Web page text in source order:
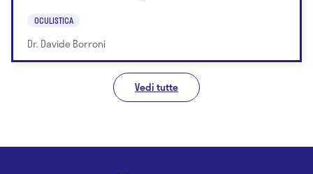
OCULISTICA
Dr. Davide Borroni
Vedi tutte